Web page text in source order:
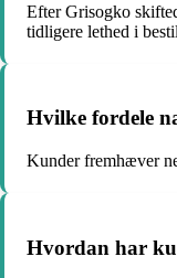
Efter Grisogko
tidligere lethed i
Hvilke fordele
Kunder fremhæver
Hvordan har